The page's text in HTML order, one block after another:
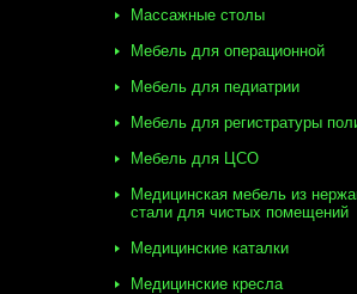
Массажные столы
Мебель для операционной
Мебель для педиатрии
Мебель для регистратуры
Мебель для ЦСО
Медицинская мебель из
стали для чистых помещений
Медицинские каталки
Медицинские кресла